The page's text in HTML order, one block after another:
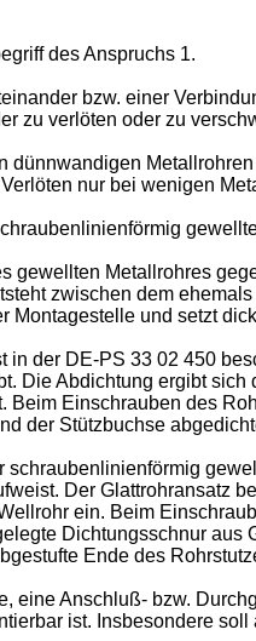
des Anspruchs 1.
bzw. einer
zu verlöten oder zu
nur bei wenigen
gewellten Metallrohres
zwischen dem
Montagestelle und setzt
der DE-PS 33 02 450
Die Abdichtung ergibt
Einschrauben des
der Stützbuchse
Der Glattrohransatz
ein. Beim
Dichtungsschnur
Ende des
eine Anschluß- bzw.
ist. Insbesondere